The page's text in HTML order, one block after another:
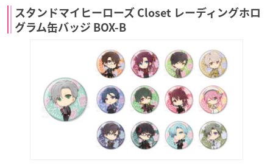
スタンドマイヒーローズ Closet レーディングホロ
グラム缶バッジ BOX-B